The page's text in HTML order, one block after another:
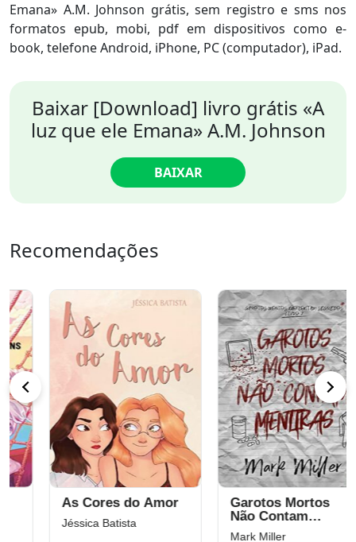
Emana» A.M. Johnson grátis, sem registro e sms nos
formatos epub, mobi, pdf em dispositivos como e-
book, telefone Android, iPhone, PC (computador), iPad.
Baixar [Download] livro grátis «A
luz que ele Emana» A.M. Johnson
BAIXAR
Recomendações
As Cores do Amor
Jéssica Batista
Garotos Mortos
Não Contam
Mentiras (Garotos
Mark Miller